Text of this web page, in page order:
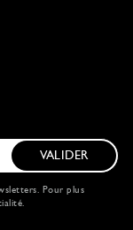
VALIDER
Pour plus
.